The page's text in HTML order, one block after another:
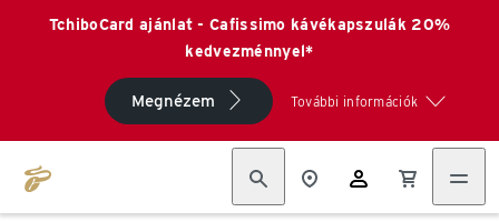
TchiboCard ajánlat - Cafissimo kávékapszulák 20%
kedvezménnyel*
Megnézem További információk